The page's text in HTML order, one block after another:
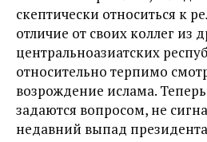
скептически относиться к
отличие от своих коллег из
центральноазиатских
относительно терпимо
возрождение ислама.
задаются вопросом, не
недавний выпад